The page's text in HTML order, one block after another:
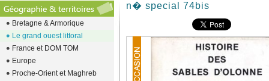
n� special 74bis
Bretagne & Armorique
Le grand ouest littoral
France et DOM TOM
Europe
Proche-Orient et Maghreb